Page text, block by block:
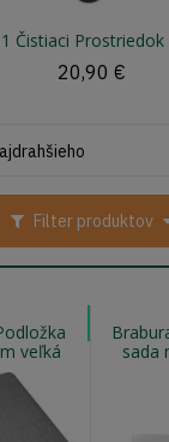
Čistiaci Prostriedok
20,90 €
Filter produktov
veľká
sada